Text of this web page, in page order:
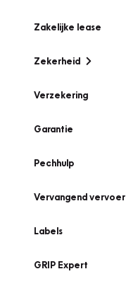
Zakelijke lease
Zekerheid
Verzekering
Garantie
Pechhulp
Vervangend vervoer
Labels
GRIP Expert